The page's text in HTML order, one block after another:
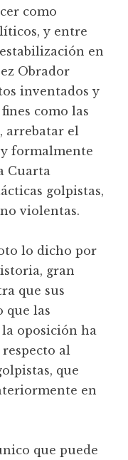
como
y entre
en
Obrador
inventados y
como las
arrebatar el
formalmente
Cuarta
golpistas,
violentas.
lo dicho por
gran
que sus
que las
oposición ha
al
que
en
que puede